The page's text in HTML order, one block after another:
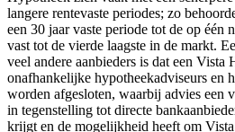
langere rentevaste periodes; zo
een 30 jaar vaste periode tot de op één
vast tot de vierde laagste in de markt.
veel andere aanbieders is dat een
onafhankelijke hypotheekadviseurs en
worden afgesloten, waarbij advies een
in tegenstelling tot directe
krijgt en de mogelijkheid heeft om